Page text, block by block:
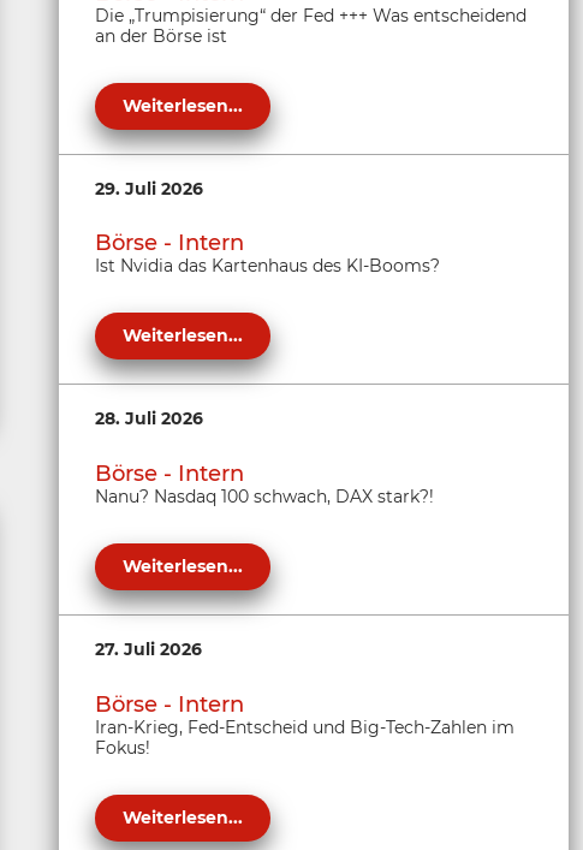
Die „Trumpisierung“ der Fed +++ Was entscheidend
an der Börse ist
Weiterlesen...
29. Juli 2026
Börse - Intern
Ist Nvidia das Kartenhaus des KI-Booms?
Weiterlesen...
28. Juli 2026
Börse - Intern
Nanu? Nasdaq 100 schwach, DAX stark?!
Weiterlesen...
27. Juli 2026
Börse - Intern
Iran-Krieg, Fed-Entscheid und Big-Tech-Zahlen im
Fokus!
Weiterlesen...